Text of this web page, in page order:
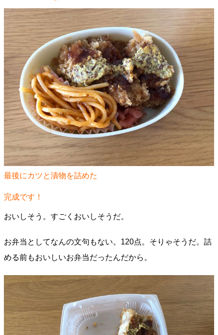
最後にカツと漬物を詰めた
完成です！
おいしそう。すごくおいしそうだ。
お弁当としてなんの文句もない。120点。そりゃそうだ。詰
める前もおいしいお弁当だったんだから。